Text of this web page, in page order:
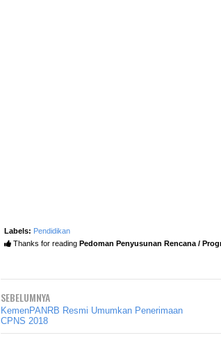
Labels: Pendidikan
Thanks for reading Pedoman Penyusunan Rencana /
SEBELUMNYA
KemenPANRB Resmi Umumkan Penerimaan
CPNS 2018